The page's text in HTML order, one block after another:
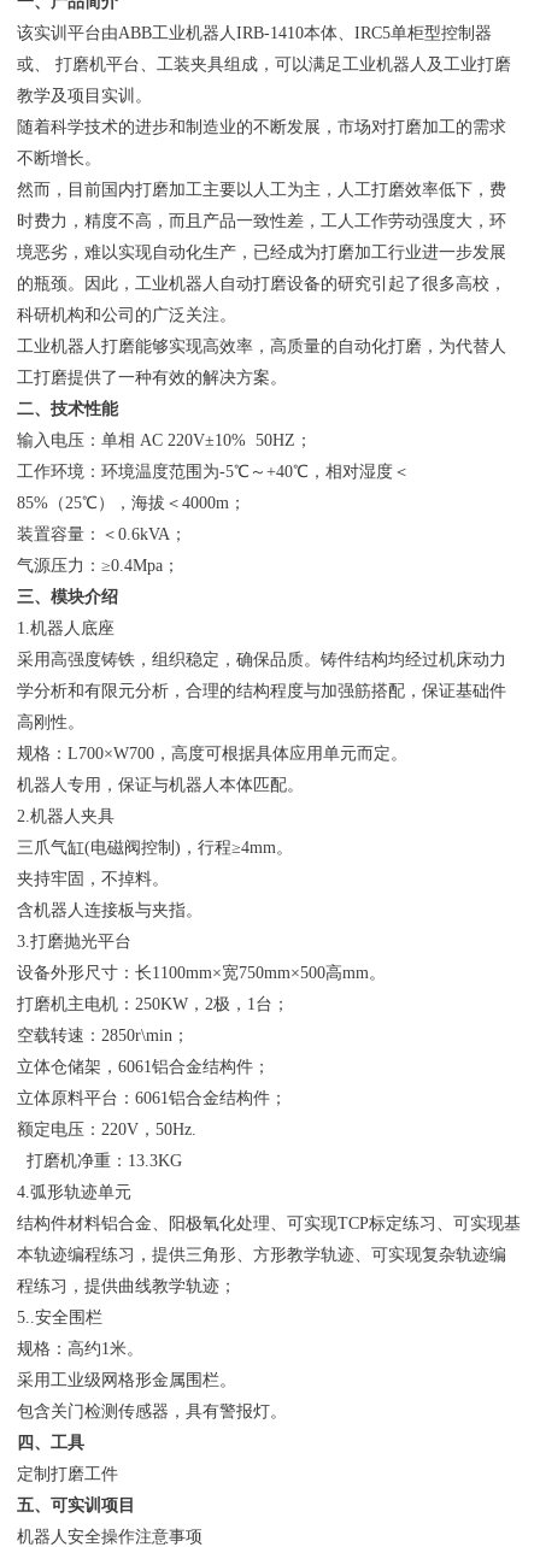
该实训平台由ABB工业机器人IRB-1410本体、IRC5单柜型控制器
或、 打磨机平台、工装夹具组成，可以满足工业机器人及工业打磨
教学及项目实训。
随着科学技术的进步和制造业的不断发展，市场对打磨加工的需求
不断增长。
然而，目前国内打磨加工主要以人工为主，人工打磨效率低下，费
时费力，精度不高，而且产品一致性差，工人工作劳动强度大，环
境恶劣，难以实现自动化生产，已经成为打磨加工行业进一步发展
的瓶颈。因此，工业机器人自动打磨设备的研究引起了很多高校，
科研机构和公司的广泛关注。
工业机器人打磨能够实现高效率，高质量的自动化打磨，为代替人
工打磨提供了一种有效的解决方案。
二、技术性能
输入电压：单相 AC 220V±10% 50HZ；
工作环境：环境温度范围为-5℃～+40℃，相对湿度＜
85%（25℃），海拔＜4000m；
装置容量：＜0.6kVA；
气源压力：≥0.4Mpa；
三、模块介绍
1.机器人底座
采用高强度铸铁，组织稳定，确保品质。铸件结构均经过机床动力
学分析和有限元分析，合理的结构程度与加强筋搭配，保证基础件
高刚性。
规格：L700×W700，高度可根据具体应用单元而定。
机器人专用，保证与机器人本体匹配。
2.机器人夹具
三爪气缸(电磁阀控制)，行程≥4mm。
夹持牢固，不掉料。
含机器人连接板与夹指。
3.打磨抛光平台
设备外形尺寸：长1100mm×宽750mm×500高mm。
打磨机主电机：250KW，2极，1台；
空载转速：2850r\min；
立体仓储架，6061铝合金结构件；
立体原料平台：6061铝合金结构件；
额定电压：220V，50Hz.
打磨机净重：13.3KG
4.弧形轨迹单元
结构件材料铝合金、阳极氧化处理、可实现TCP标定练习、可实现基
本轨迹编程练习，提供三角形、方形教学轨迹、可实现复杂轨迹编
程练习，提供曲线教学轨迹；
5..安全围栏
规格：高约1米。
采用工业级网格形金属围栏。
包含关门检测传感器，具有警报灯。
四、工具
定制打磨工件
五、可实训项目
机器人安全操作注意事项